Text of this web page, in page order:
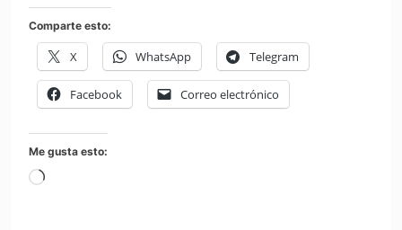
Comparte esto:
X WhatsApp Telegram
Facebook Correo electrónico
Me gusta esto:
Cargando...